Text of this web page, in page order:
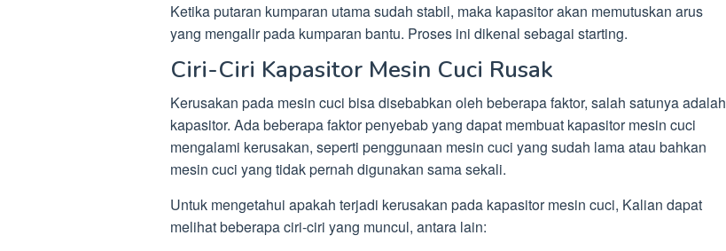
Ketika putaran kumparan utama sudah stabil, maka kapasitor akan memutuskan arus
yang mengalir pada kumparan bantu. Proses ini dikenal sebagai starting.
Ciri-Ciri Kapasitor Mesin Cuci Rusak
Kerusakan pada mesin cuci bisa disebabkan oleh beberapa faktor, salah satunya adalah
kapasitor. Ada beberapa faktor penyebab yang dapat membuat kapasitor mesin cuci
mengalami kerusakan, seperti penggunaan mesin cuci yang sudah lama atau bahkan
mesin cuci yang tidak pernah digunakan sama sekali.
Untuk mengetahui apakah terjadi kerusakan pada kapasitor mesin cuci, Kalian dapat
melihat beberapa ciri-ciri yang muncul, antara lain: